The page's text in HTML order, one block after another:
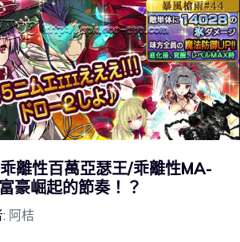
離性百萬亞瑟王/乖離性MA-
豪崛起的節奏！？
阿桔